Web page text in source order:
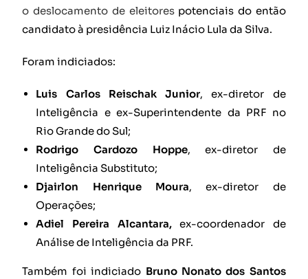
o deslocamento de eleitorespotenciais do então
candidato à presidência Luiz Inácio Lula da Silva.
Foram indiciados:
Luis Carlos Reischak Junior, ex-diretor de
Inteligência e ex-Superintendente da PRF no
Rio Grande do Sul;
Rodrigo Cardozo Hoppe, ex-diretor de
Inteligência Substituto;
Djairlon Henrique Moura, ex-diretor de
Operações;
Adiel Pereira Alcantara,ex-coordenador de
Análise de Inteligência da PRF.
Também foi indiciado Bruno Nonato dos Santos